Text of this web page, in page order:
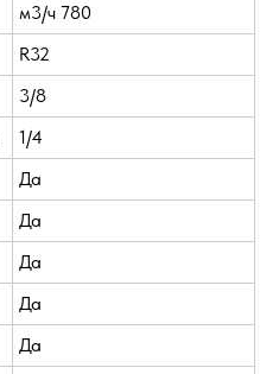
м3/ч 780
R32
3/8
1/4
Да
Да
Да
Да
Да